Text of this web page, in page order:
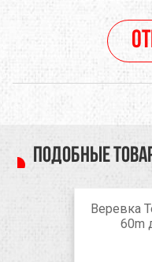
Подобные
Веревка
60m